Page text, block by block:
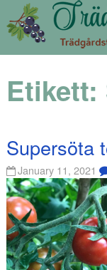
Etikett:
Supersöta
January 11, 2021